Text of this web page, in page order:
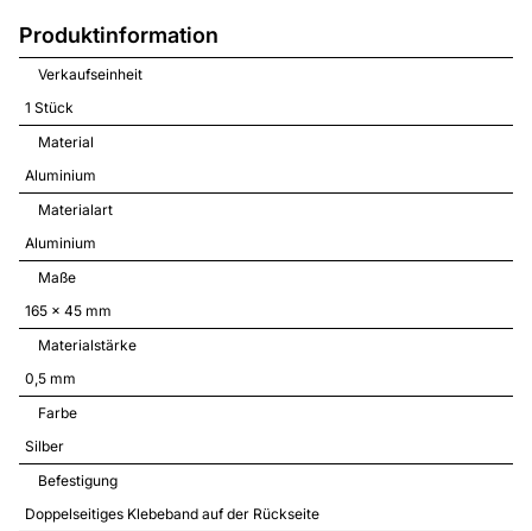
Produktinformation
Verkaufseinheit
1 Stück
Material
Aluminium
Materialart
Aluminium
Maße
165 x 45 mm
Materialstärke
0,5 mm
Farbe
Silber
Befestigung
Doppelseitiges Klebeband auf der Rückseite